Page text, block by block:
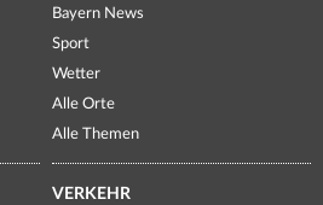
Bayern News
Sport
Wetter
Alle Orte
Alle Themen
VERKEHR